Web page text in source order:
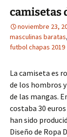
camisetas
noviembre 23,
masculinas baratas,
futbol chapas 2019
La camiseta es
de los hombros
de las mangas.
costaba 30
han sido
Diseño de Ropa